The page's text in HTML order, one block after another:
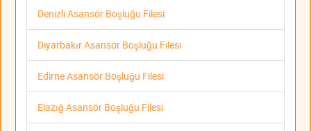
Denizli Asansör Boşluğu Filesi
Diyarbakır Asansör Boşluğu Filesi
Edirne Asansör Boşluğu Filesi
Elazığ Asansör Boşluğu Filesi